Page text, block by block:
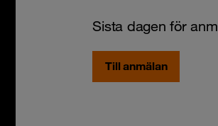
Sista dagen för
Till anmälan